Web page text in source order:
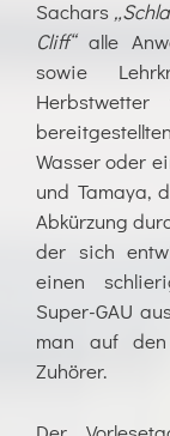
Sachars
Cliff“alle
sowie
Wasser oder
und Tamaya,
Abkürzung
der sich
einen
Super-GAU
man auf den
Zuhörer.